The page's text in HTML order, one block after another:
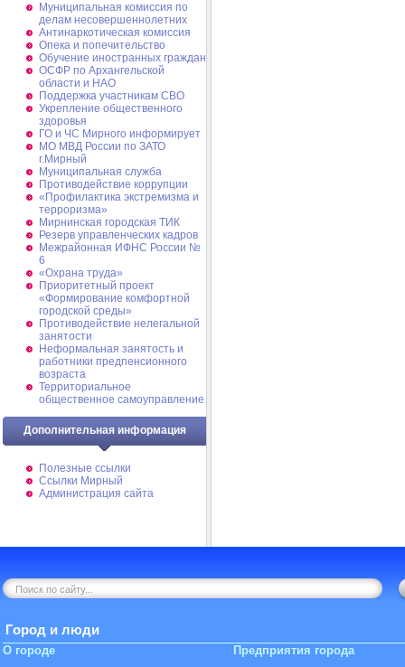
Муниципальная комиссия по
делам несовершеннолетних
Антинаркотическая комиссия
Опека и попечительство
Обучение иностранных граждан
ОСФР по Архангельской
области и НАО
Поддержка участникам СВО
Укрепление общественного
здоровья
ГО и ЧС Мирного информирует
МО МВД России по ЗАТО
г.Мирный
Муниципальная cлужба
Противодействие коррупции
«Профилактика экстремизма и
терроризма»
Мирнинская городская ТИК
Резерв управленческих кадров
Межрайонная ИФНС России №
6
«Охрана труда»
Приоритетный проект
«Формирование комфортной
городской среды»
Противодействие нелегальной
занятости
Неформальная занятость и
работники предпенсионного
возраста
Территориальное
общественное самоуправление
Дополнительная информация
Полезные ссылки
Ссылки Мирный
Администрация сайта
Город и люди
О городе Предприятия города